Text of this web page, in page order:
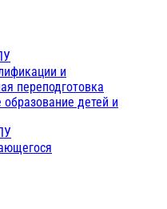
и
переподготовка
детей и